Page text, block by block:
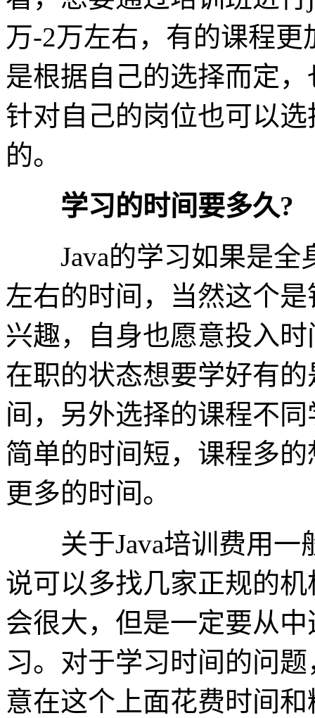
万-2万左右，有的课程
是根据自己的选择而定
针对自己的岗位也可以
的。
学习的时间要多久?
Java的学习如果是全
左右的时间，当然这个
兴趣，自身也愿意投入
在职的状态想要学好有
间，另外选择的课程不
简单的时间短，课程多
更多的时间。
关于Java培训费用一
说可以多找几家正规的
会很大，但是一定要从
习。对于学习时间的问
意在这个上面花费时间